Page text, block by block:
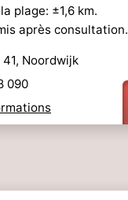
plage: ±1,6 km.
après consultation.
Noordwijk
090